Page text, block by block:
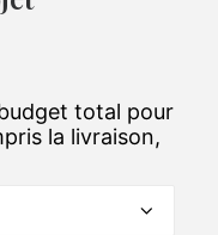
total pour
la livraison,